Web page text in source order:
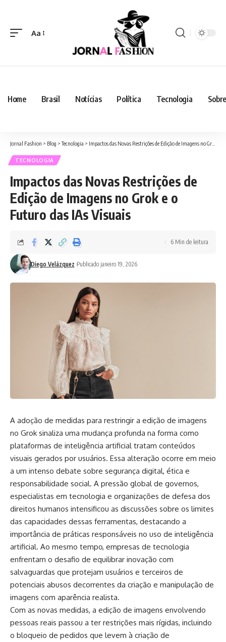
Aa
Home Brasil Notícias Política Tecnologia
Jornal Fashion > Blog >Tecnologia > Impactos das Novas Restrições de Edição de Imagens no Grok e o Futuro das IAs Visuais
TECNOLOGIA
Impactos das Novas Restrições de
Edição de Imagens no Grok e o
Futuro das IAs Visuais
Diego Velázquez Publicado janeiro 19, 2026
6 Min de leitura
A adoção de medidas para restringir a edição de imagens
no Grok sinaliza uma mudança profunda na forma como
plataformas de inteligência artificial tratam conteúdos
visuais gerados por usuários. Essa alteração ocorre em meio
a um intenso debate sobre segurança digital, ética e
responsabilidade social. A pressão global de governos,
especialistas em tecnologia e organizações de defesa dos
direitos humanos intensificou as discussões sobre os limites
das capacidades dessas ferramentas, destacando a
importância de práticas responsáveis no uso de inteligência
artificial. Ao mesmo tempo, empresas de tecnologia
enfrentam o desafio de equilibrar inovação com
salvaguardas que protejam usuários e terceiros de
potenciais abusos decorrentes da criação e manipulação de
imagens com aparência realista.
Com as novas medidas, a edição de imagens envolvendo
pessoas reais passou a ter restrições mais rígidas, incluindo
o bloqueio de pedidos que levem à criação de